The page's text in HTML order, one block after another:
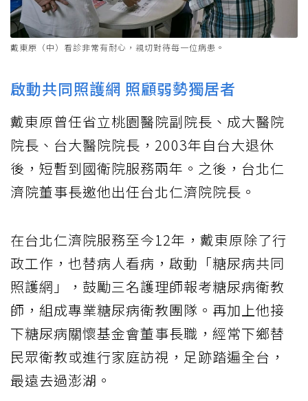
戴東原（中）看診非常有耐心，親切對待每一位病患。
啟動共同照護網 照顧弱勢獨居者
戴東原曾任省立桃園醫院副院長、成大醫院
院長、台大醫院院長，2003年自台大退休
後，短暫到國衛院服務兩年。之後，台北仁
濟院董事長邀他出任台北仁濟院院長。
在台北仁濟院服務至今12年，戴東原除了行
政工作，也替病人看病，啟動「糖尿病共同
照護網」，鼓勵三名護理師報考糖尿病衛教
師，組成專業糖尿病衛教團隊。再加上他接
下糖尿病關懷基金會董事長職，經常下鄉替
民眾衛教或進行家庭訪視，足跡踏遍全台，
最遠去過澎湖。